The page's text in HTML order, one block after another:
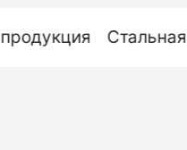
продукция Стальная